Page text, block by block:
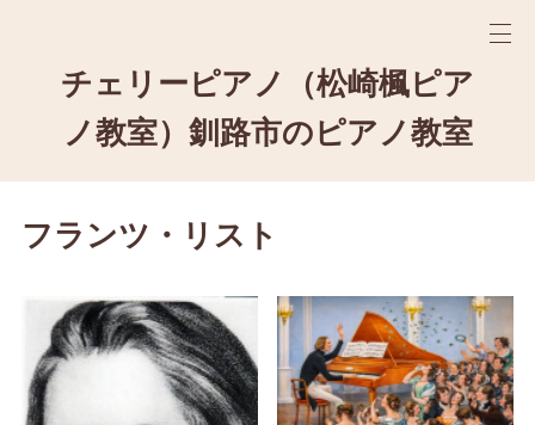
チェリーピアノ（松崎楓ピア
ノ教室）釧路市のピアノ教室
フランツ・リスト